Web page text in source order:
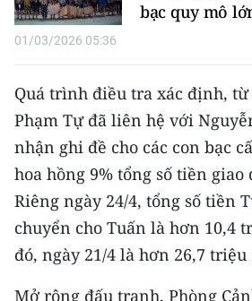
Media Du lịch
Media Thể thao
Media Giáo dục
Media Y tế
Media Khoa học - Công nghệ
Media Môi trường
bạc quy mô
01/03/2026 05:36
Quá trình điều tra xác định, từ
Phạm Tự đã liên hệ với
nhận ghi đề cho các con bạc
hoa hồng 9% tổng số tiền giao
Riêng ngày 24/4, tổng số tiền
chuyển cho Tuấn là hơn 10,4
đó, ngày 21/4 là hơn 26,7 triệu
Mở rộng đấu tranh, Phòng